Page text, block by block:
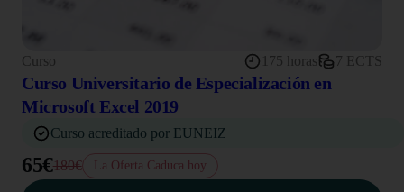
Curso 175 horas 7 ECTS
Curso Universitario de Especialización en
Microsoft Excel 2019
Curso acreditado por EUNEIZ
65€180€ La Oferta Caduca hoy